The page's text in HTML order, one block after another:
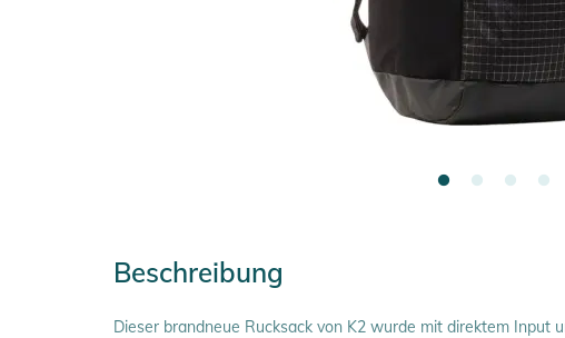
Beschreibung
Dieser brandneue Rucksack von K2 wurde mit direktem Input